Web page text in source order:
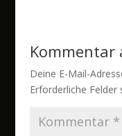
Kommentar
Deine E-Mail-
Erforderliche Felder